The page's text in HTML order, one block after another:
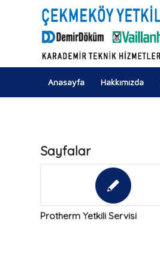
Anasayfa Hakkımızda
Sayfalar
Protherm Yetkili Servisi